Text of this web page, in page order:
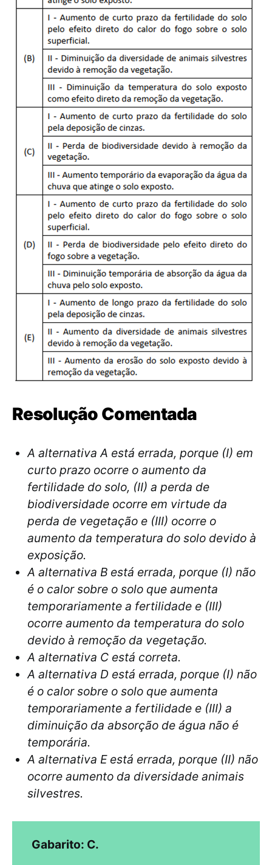
Resolução Comentada
A alternativa A está errada, porque (I) em
curto prazo ocorre o aumento da
fertilidade do solo, (II) a perda de
biodiversidade ocorre em virtude da
perda de vegetação e (III) ocorre o
aumento da temperatura do solo devido à
exposição.
A alternativa B está errada, porque (I) não
é o calor sobre o solo que aumenta
temporariamente a fertilidade e (III)
ocorre aumento da temperatura do solo
devido à remoção da vegetação.
A alternativa C está correta.
A alternativa D está errada, porque (I) não
é o calor sobre o solo que aumenta
temporariamente a fertilidade e (III) a
diminuição da absorção de água não é
temporária.
A alternativa E está errada, porque (II) não
ocorre aumento da diversidade animais
silvestres.
Gabarito: C.